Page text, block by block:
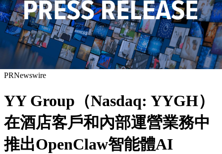
PRNewswire
YY Group（Nasdaq: YYGH）
在酒店客戶和內部運營業務中
推出OpenClaw智能體AI